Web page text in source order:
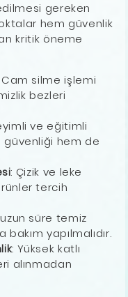
gereken
hem güvenlik
kritik öneme
Cam silme işlemi
bezleri
ve eğitimli
güvenliği hem de
: Çizik ve leke
tercih
süre temiz
yapılmalıdır.
: Yüksek katlı
alınmadan